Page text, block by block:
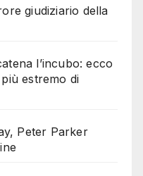
giudiziario della
l’incubo: ecco
estremo di
Peter Parker